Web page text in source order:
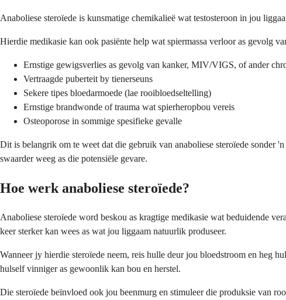
Anaboliese steroïede is kunsmatige chemikalieë wat testosteroon in jou
Hierdie medikasie kan ook pasiënte help wat spiermassa verloor as gevolg
Ernstige gewigsverlies as gevolg van kanker, MIV/VIGS, of ander
Vertraagde puberteit by tienerseuns
Sekere tipes bloedarmoede (lae rooibloedseltelling)
Ernstige brandwonde of trauma wat spierheropbou vereis
Osteoporose in sommige spesifieke gevalle
Dit is belangrik om te weet dat die gebruik van anaboliese steroïede sonder
swaarder weeg as die potensiële gevare.
Hoe werk anaboliese steroïede?
Anaboliese steroïede word beskou as kragtige medikasie wat beduidende
keer sterker kan wees as wat jou liggaam natuurlik produseer.
Wanneer jy hierdie steroïede neem, reis hulle deur jou bloedstroom en heg
hulself vinniger as gewoonlik kan bou en herstel.
Die steroïede beïnvloed ook jou beenmurg en stimuleer die produksie van